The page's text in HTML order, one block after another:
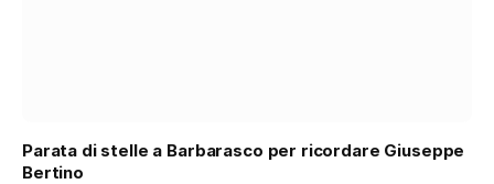
Parata di stelle a Barbarasco per ricordare Giuseppe
Bertino